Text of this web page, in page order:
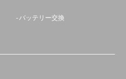
バッテリー交換